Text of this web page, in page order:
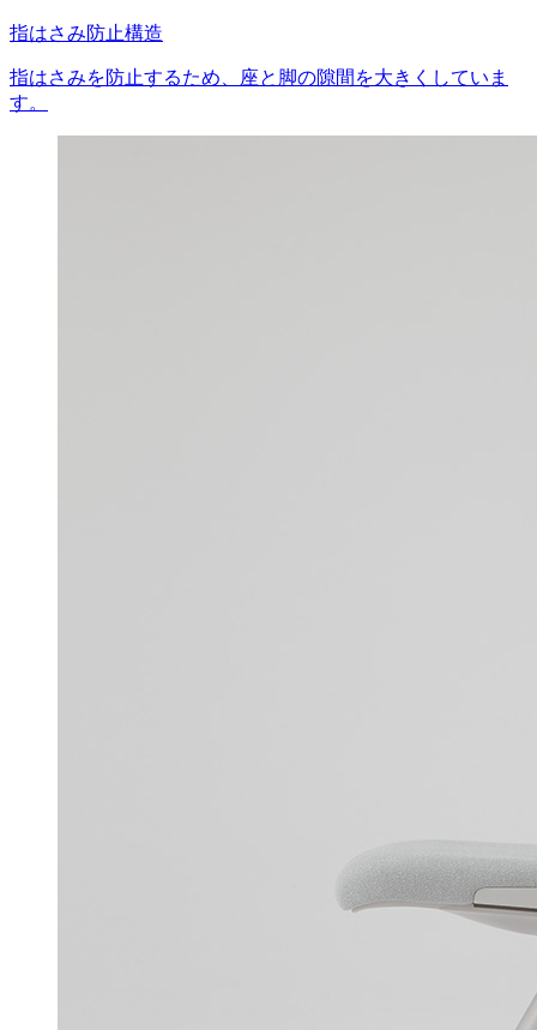
指はさみ防止構造
指はさみを防止するため、座と脚の隙間を大きくしていま
す。